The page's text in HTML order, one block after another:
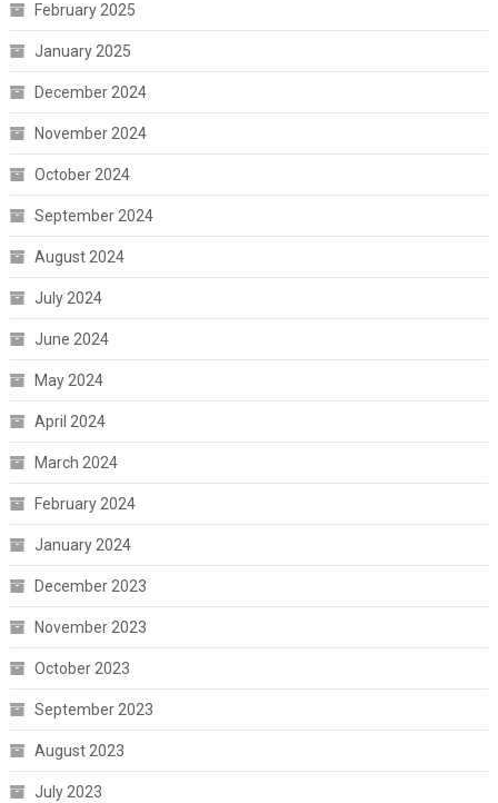
February 2025
January 2025
December 2024
November 2024
October 2024
September 2024
August 2024
July 2024
June 2024
May 2024
April 2024
March 2024
February 2024
January 2024
December 2023
November 2023
October 2023
September 2023
August 2023
July 2023